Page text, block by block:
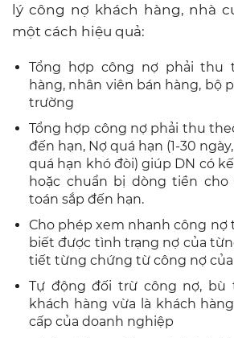
lý công nợ khách hàng, nhà
một cách hiệu quả:
Tổng hợp công nợ phải thu
hàng, nhân viên bán hàng, bộ
trường
Tổng hợp công nợ phải thu
đến hạn, Nợ quá hạn (1-30
quá hạn khó đòi) giúp DN có
hoặc chuẩn bị dòng tiền cho
toán sắp đến hạn.
Cho phép xem nhanh công nợ
biết được tình trạng nợ của
tiết từng chứng từ công nợ
Tự động đối trừ công nợ, bù
khách hàng vừa là khách
cấp của doanh nghiệp